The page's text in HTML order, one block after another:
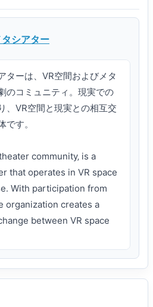
シアター
ターは、VR空間およびメタ
のコミュニティ。現実での
、VR空間と現実との相互交
です。
community‚ is a
that operates in VR space
With participation from
organization creates a
between VR space